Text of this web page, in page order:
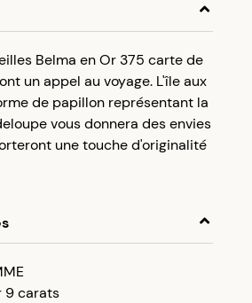
5% de vos achats dans
sans minimum d’achat.
de fidélité dès votre
à partir de 50€ d’achats.
Belma en Or 375 carte de
un appel au voyage. L'île aux
de papillon représentant la
vous donnera des envies
une touche d'originalité
9 carats